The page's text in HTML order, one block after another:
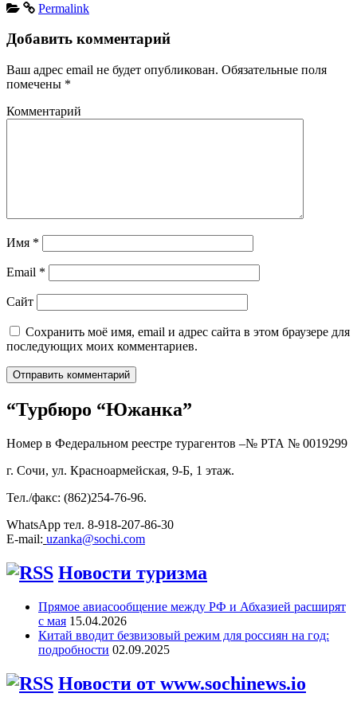
Permalink
Добавить комментарий
Ваш адрес email не будет опубликован. Обязательные поля
помечены *
Комментарий
Имя *
Email *
Сайт
Сохранить моё имя, email и адрес сайта в этом браузере для
последующих моих комментариев.
“Турбюро “Южанка”
Номер в Федеральном реестре турагентов –№ РТА № 0019299
г. Сочи, ул. Красноармейская, 9-Б, 1 этаж.
Тел./факс: (862)254-76-96.
WhatsApp тел. 8-918-207-86-30
E-mail: uzanka@sochi.com
Новости туризма
Прямое авиасообщение между РФ и Абхазией расширят
с мая 15.04.2026
Китай вводит безвизовый режим для россиян на год:
подробности 02.09.2025
Новости от www.sochinews.io